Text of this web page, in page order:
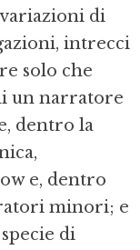
di
intrecci
solo che
un narratore
dentro la
e, dentro
minori; e
di